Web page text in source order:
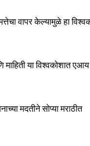
वापर केल्यामुळे हा
या विश्वकोशात एआय
मदतीने सोप्या मराठीत